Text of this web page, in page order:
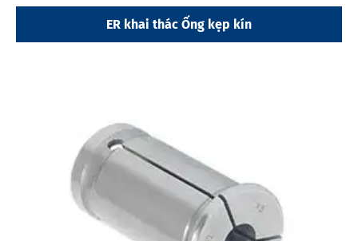
ER khai thác Ống kẹp kín